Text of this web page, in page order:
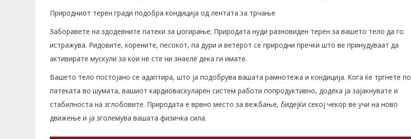
Природниот терен гради подобра кондиција од лентата за трчање
Заборавете на здодевните патеки за џогирање; Природата нуди разновиден терен за вашето тело да го
истражува. Ридовите, корените, песокот, па дури и ветерот се природни пречки што ве принудуваат да
активирате мускули за кои не сте ни знаеле дека ги имате.
Вашето тело постојано се адаптира, што ја подобрува вашата рамнотежа и кондиција. Кога ќе тргнете по
патеката во шумата, вашиот кардиоваскуларен систем работи попродуктивно, додека ја зајакнувате и
стабилноста на зглобовите. Природата е врвно место за вежбање, бидејќи секој чекор ве учи на ново
движење и ја зголемува вашата физичка сила.